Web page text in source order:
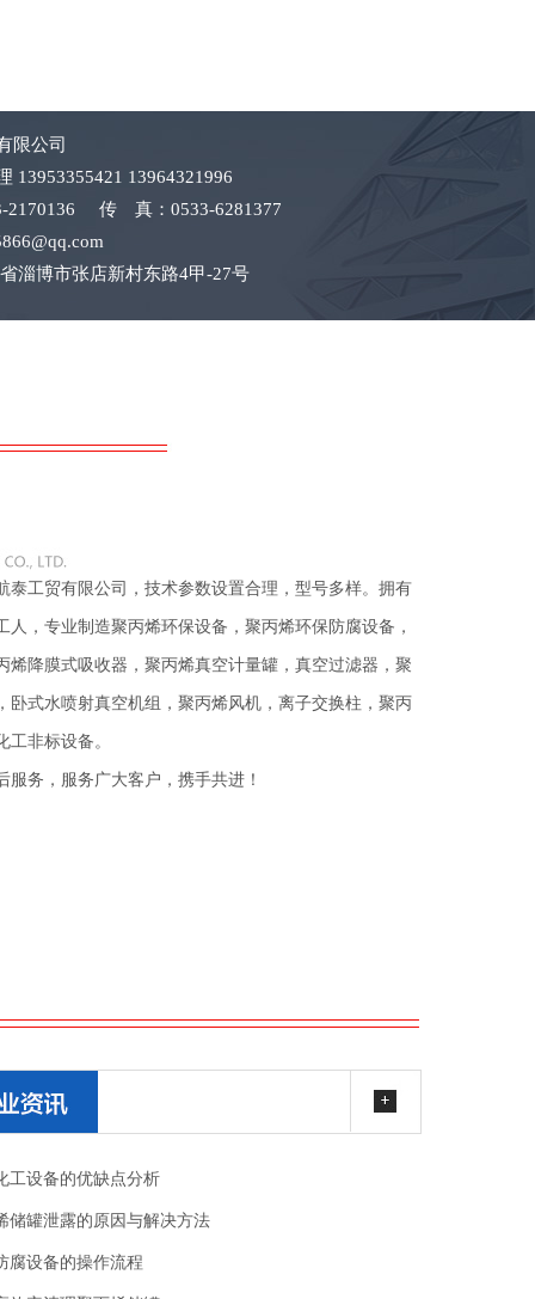
限公司
13953355421 13964321996
2170136 传 真：0533-6281377
淄博市张店新村东路4甲-27号
贸有限公司，技术参数设置合理，型号多样。拥有
，专业制造聚丙烯环保设备，聚丙烯环保防腐设备，
烯降膜式吸收器，聚丙烯真空计量罐，真空过滤器，聚
卧式水喷射真空机组，聚丙烯风机，离子交换柱，聚丙
非标设备。
，服务广大客户，携手共进！
工设备的优缺点分析
储罐泄露的原因与解决方法
腐设备的操作流程